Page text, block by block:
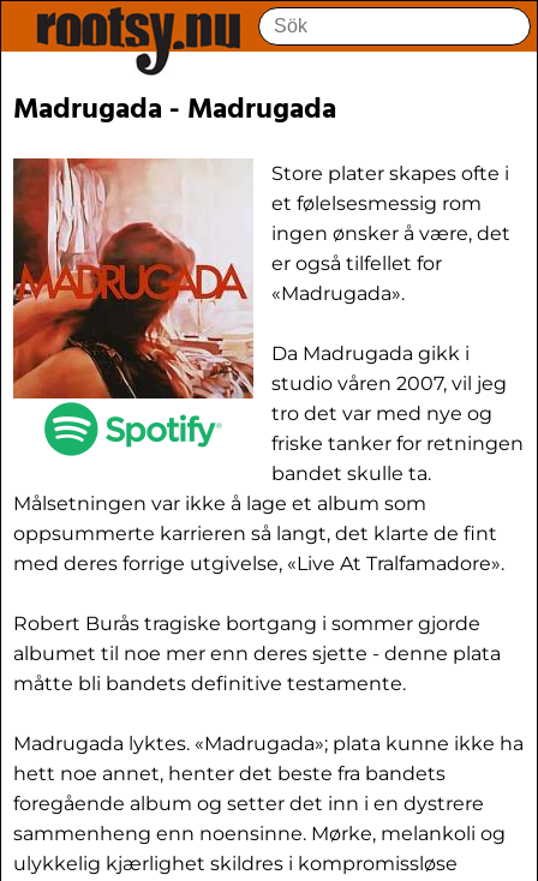
Madrugada - Madrugada
Store plater skapes ofte i
et følelsesmessig rom
ingen ønsker å være, det
er også tilfellet for
«Madrugada».
Da Madrugada gikk i
studio våren 2007, vil jeg
tro det var med nye og
friske tanker for retningen
bandet skulle ta.
Målsetningen var ikke å lage et album som
oppsummerte karrieren så langt, det klarte de fint
med deres forrige utgivelse, «Live At Tralfamadore».
Robert Burås tragiske bortgang i sommer gjorde
albumet til noe mer enn deres sjette - denne plata
måtte bli bandets definitive testamente.
Madrugada lyktes. «Madrugada»; plata kunne ikke ha
hett noe annet, henter det beste fra bandets
foregående album og setter det inn i en dystrere
sammenheng enn noensinne. Mørke, melankoli og
ulykkelig kjærlighet skildres i kompromissløse